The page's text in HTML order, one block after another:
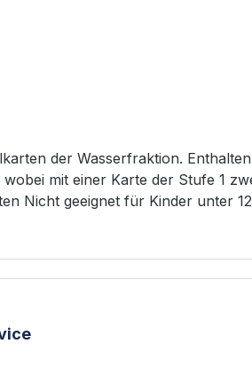
der Wasserfraktion.
mit einer Karte der Stufe 1
Profilkarten 3 Zauber- und Regelkarten 9 Aktivierungskarten Nicht geeignet für